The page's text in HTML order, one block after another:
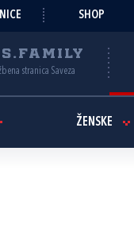
SHOP
stranica Saveza
ŽENSKE